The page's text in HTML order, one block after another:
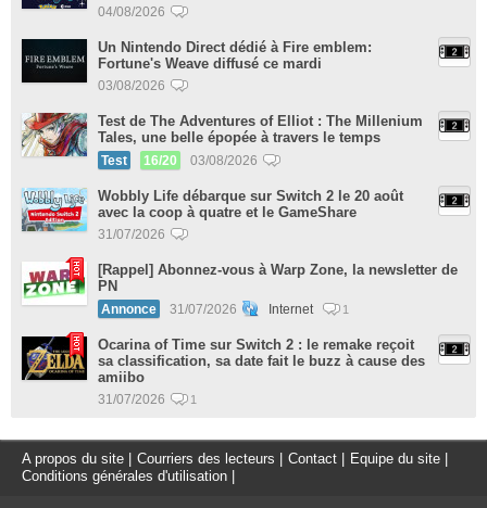
04/08/2026
Un Nintendo Direct dédié à Fire emblem:
Fortune's Weave diffusé ce mardi
03/08/2026
Test de The Adventures of Elliot : The Millenium
Tales, une belle épopée à travers le temps
Test 16/20 03/08/2026
Wobbly Life débarque sur Switch 2 le 20 août
avec la coop à quatre et le GameShare
31/07/2026
[Rappel] Abonnez-vous à Warp Zone, la newsletter de
PN
Annonce 31/07/2026 Internet 1
Ocarina of Time sur Switch 2 : le remake reçoit
sa classification, sa date fait le buzz à cause des
amiibo
31/07/2026 1
A propos du site Courriers des lecteurs Contact Equipe du site
Conditions générales d'utilisation